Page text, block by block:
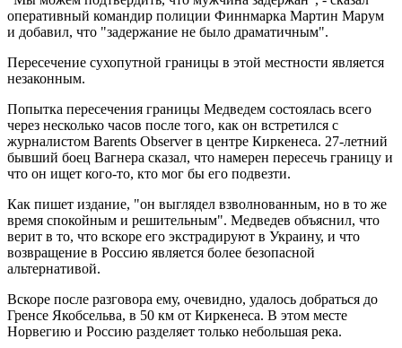
оперативный командир полиции Финнмарка Мартин Марум
и добавил, что "задержание не было драматичным".
Пересечение сухопутной границы в этой местности является
незаконным.
Попытка пересечения границы Медведем состоялась всего
через несколько часов после того, как он встретился с
журналистом Barents Observer в центре Киркенеса. 27-летний
бывший боец Вагнера сказал, что намерен пересечь границу и
что он ищет кого-то, кто мог бы его подвезти.
Как пишет издание, "он выглядел взволнованным, но в то же
время спокойным и решительным". Медведев объяснил, что
верит в то, что вскоре его экстрадируют в Украину, и что
возвращение в Россию является более безопасной
альтернативой.
Вскоре после разговора ему, очевидно, удалось добраться до
Гренсе Якобсельва, в 50 км от Киркенеса. В этом месте
Норвегию и Россию разделяет только небольшая река.